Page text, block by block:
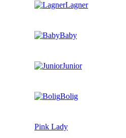
Lagner
Baby
Junior
Bolig
Pink Lady